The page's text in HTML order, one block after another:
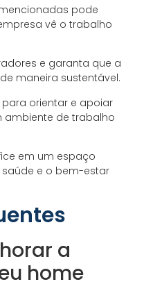
pode
vê o trabalho
e garanta que a
maneira sustentável.
para orientar e apoiar
ambiente de trabalho
em um espaço
e o bem-estar
a
home